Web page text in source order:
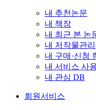
내 추천논문
내 책장
내 최근 본 논
내 저작물관리
내 구매·신청
내 서비스 사
내 관심 DB
회원서비스